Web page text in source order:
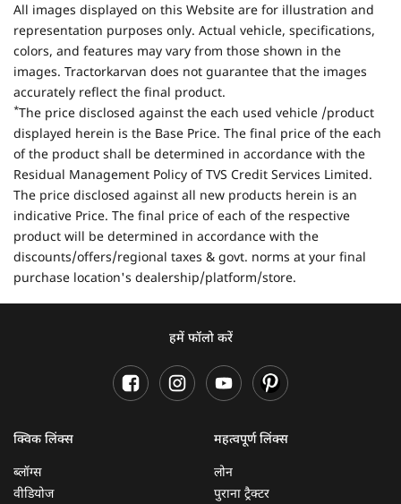
All images displayed on this Website are for illustration and
representation purposes only. Actual vehicle, specifications,
colors, and features may vary from those shown in the
images. Tractorkarvan does not guarantee that the images
accurately reflect the final product.
*The price disclosed against the each used vehicle /product
displayed herein is the Base Price. The final price of the each
of the product shall be determined in accordance with the
Residual Management Policy of TVS Credit Services Limited.
The price disclosed against all new products herein is an
indicative Price. The final price of each of the respective
product will be determined in accordance with the
discounts/offers/regional taxes & govt. norms at your final
purchase location's dealership/platform/store.
हमें फॉलो करें
क्विक लिंक्स
ब्लॉग्स
वीडियोज
महत्वपूर्ण लिंक्स
लोन
पुराना ट्रैक्टर